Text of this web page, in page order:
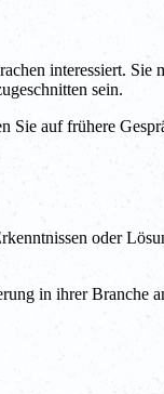
interessiert.
sein.
Sie auf frühere
oder
in ihrer Branche